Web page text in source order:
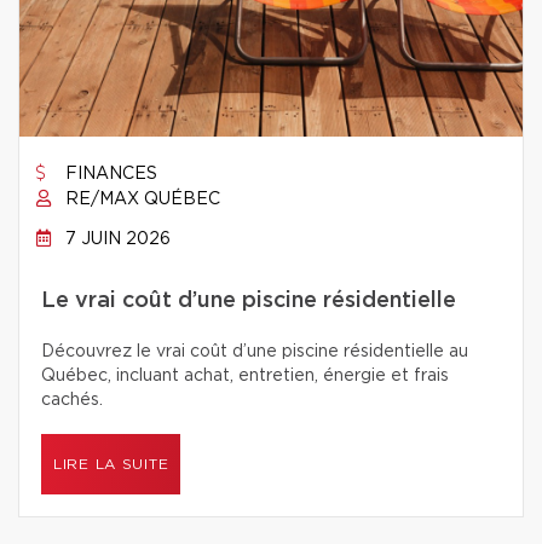
FINANCES
RE/MAX QUÉBEC
7 JUIN 2026
Le vrai coût d’une piscine résidentielle
Découvrez le vrai coût d’une piscine résidentielle au
Québec, incluant achat, entretien, énergie et frais
cachés.
LIRE LA SUITE